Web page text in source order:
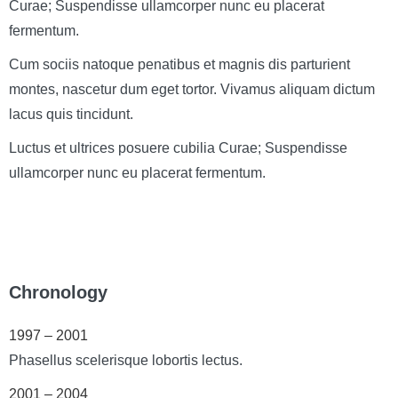
Curae; Suspendisse ullamcorper nunc eu placerat
fermentum.
Cum sociis natoque penatibus et magnis dis parturient
montes, nascetur dum eget tortor. Vivamus aliquam dictum
lacus quis tincidunt.
Luctus et ultrices posuere cubilia Curae; Suspendisse
ullamcorper nunc eu placerat fermentum.
Chronology
1997 – 2001
Phasellus scelerisque lobortis lectus.
2001 – 2004